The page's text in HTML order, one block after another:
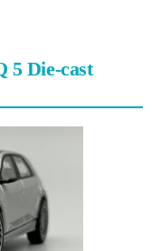
Die-cast